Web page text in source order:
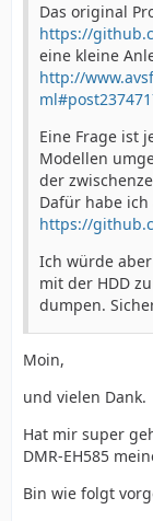
Das original
https://
eine kleine
http://
Eine Frage ist
Modellen
der
Dafür habe
https://
Ich würde
mit der HDD
dumpen.
Moin,
und vielen Dank.
Hat mir super
DMR-EH585
Bin wie folgt